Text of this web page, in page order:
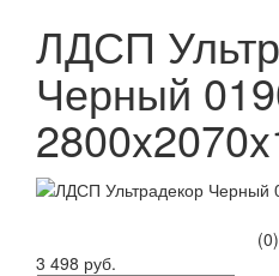
ЛДСП
Черный
(0)
3 498 руб.